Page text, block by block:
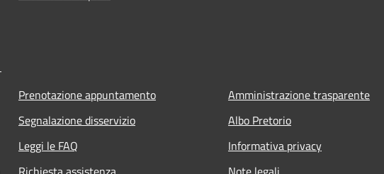
Prenotazione appuntamento
Segnalazione disservizio
Leggi le FAQ
Amministrazione trasparente
Albo Pretorio
Informativa privacy